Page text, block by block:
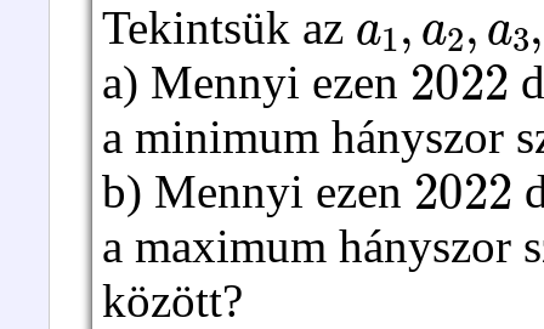
Tekintsük az
a) Mennyi ezen 2022
a minimum hányszor
b) Mennyi ezen 2022
a maximum hányszor
között?